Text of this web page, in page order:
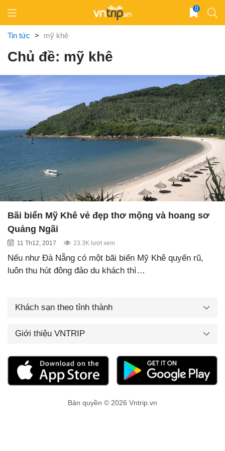
content
0
Tin tức > mỹ khê
Chủ đề: mỹ khê
Bãi biển Mỹ Khê vẻ đẹp thơ mộng và hoang sơ
Quảng Ngãi
11 Th12, 2017 23.3K lượt xem
Nếu như Đà Nẵng có một bãi biển Mỹ Khê quyến rũ,
luôn thu hút đông đảo du khách thì…
Khách sạn theo tỉnh thành
Giới thiệu VNTRIP
Bản quyền © 2026 Vntrip.vn